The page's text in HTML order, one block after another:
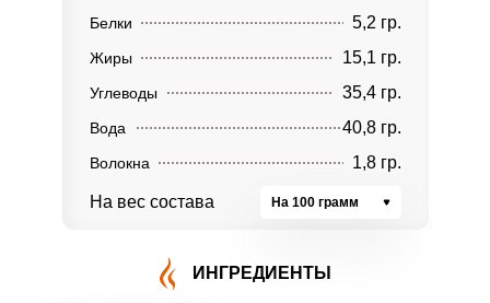
Белки 5,2 гр.
Жиры 15,1 гр.
Углеводы 35,4 гр.
Вода 40,8 гр.
Волокна 1,8 гр.
На вес состава На 100 грамм
ИНГРЕДИЕНТЫ